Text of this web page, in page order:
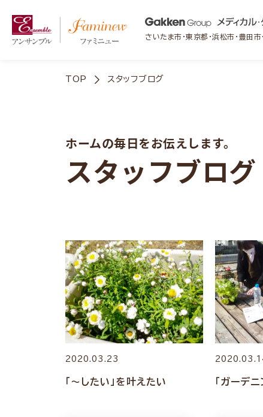
さいたま市・東京都・浜松市・豊田
TOP スタッフブログ
ホームの毎日をお伝えします。
スタッフブログ
2020.03.23
「〜したい」を叶えたい 「ガーデニ